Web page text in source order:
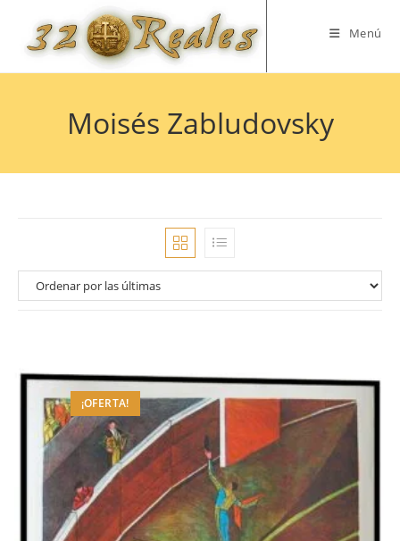
contenido
Menú
Moisés Zabludovsky
¡OFERTA!